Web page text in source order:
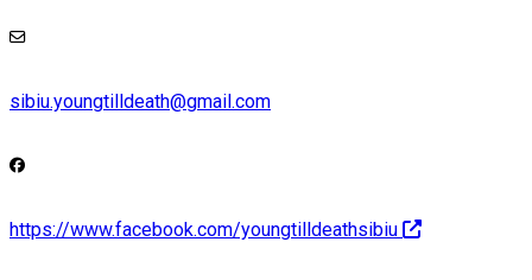
sibiu.youngtilldeath@gmail.com
https://www.facebook.com/youngtilldeathsibiu